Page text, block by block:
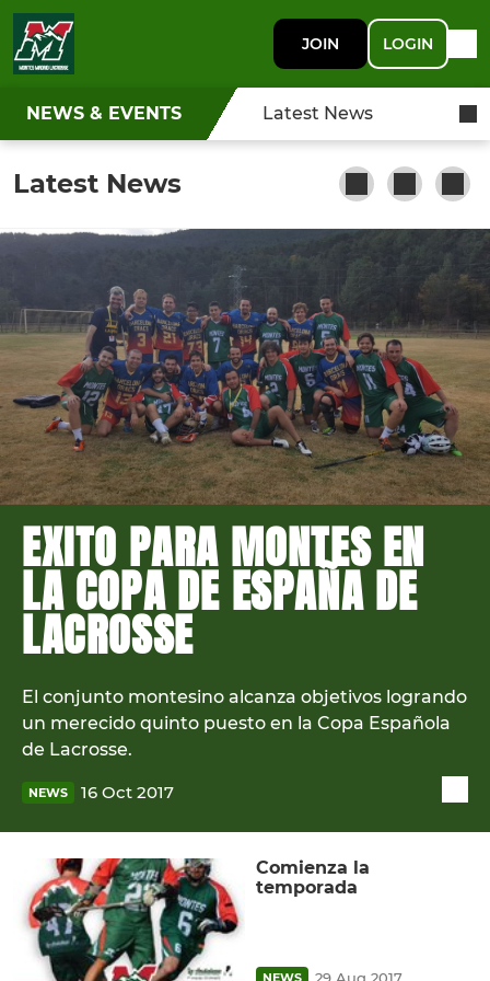
JOIN LOGIN
NEWS & EVENTS Latest News
Latest News
EXITO PARA MONTES EN
LA COPA DE ESPAÑA DE
LACROSSE
El conjunto montesino alcanza objetivos logrando
un merecido quinto puesto en la Copa Española
de Lacrosse.
NEWS 16 Oct 2017
Comienza la
temporada
NEWS